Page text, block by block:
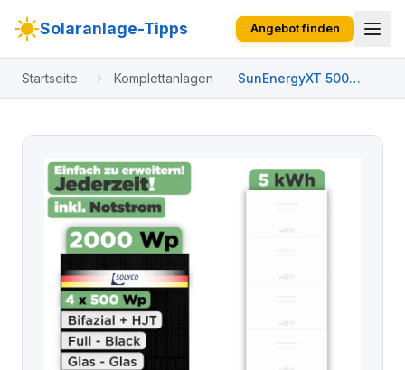
Solaranlage-Tipps Angebot finden
Startseite Komplettanlagen
SunEnergyXT 500
Modulset 2000 Wp
(2400 W) / 5 kWh /
Module